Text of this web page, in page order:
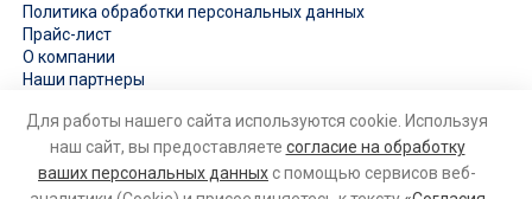
Политика обработки персональных данных
Прайс-лист
О компании
Наши партнеры
Ответы на вопросы
Для работы нашего сайта используются cookie. Используя
наш сайт, вы предоставляете согласие на обработку
ваших персональных данныхс помощью сервисов веб-